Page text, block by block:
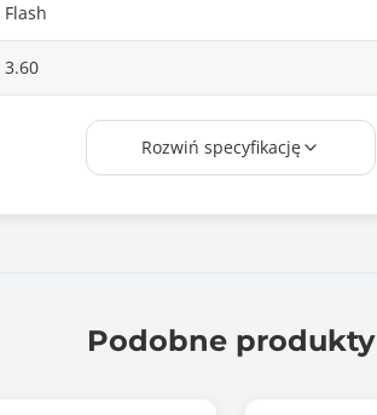
Flash
3.60
Wymiary (GxSxW): 15 x 11 x 1mm
Waga: 0,25 g
Certifications: FCC , CE , VCCI , CTICK , EAC
Rozwiń specyfikację
Podobne produkty